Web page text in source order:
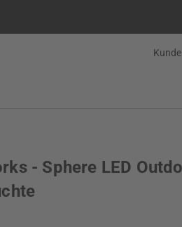
- Sphere LED